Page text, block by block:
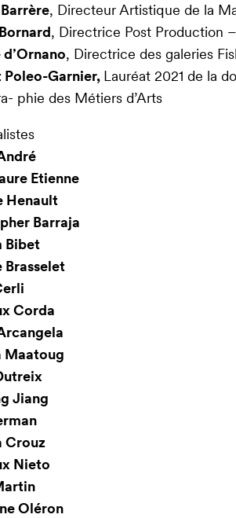
, Directeur Artistique de la
, Directrice Post Production
, Directrice des galeries
Poleo-Garnier, Lauréat 2021 de la
phie des Métiers d’Arts
Etienne
Henault
Barraja
Bibet
Brasselet
Corda
Maatoug
Jiang
Crouz
Nieto
Oléron